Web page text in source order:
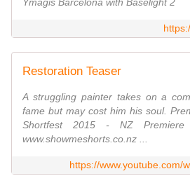
Restoration Teaser
A struggling painter takes on a
fame but may cost him his soul.
Shortfest 2015 - NZ
www.showmeshorts.co.nz ...
https://www.youtube.com/